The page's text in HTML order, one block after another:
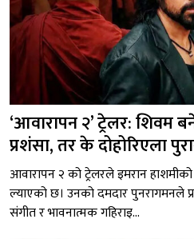
‘आवारापन २’ ट्रेलर: शिवम
प्रशंसा, तर के दोहोरिएला
आवारापन २ को ट्रेलरले इमरान
ल्याएको छ। उनको दमदार पुनरागमनले
संगीत र भावनात्मक गहिराइ...